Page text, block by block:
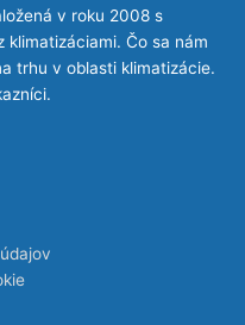
v roku 2008 s
Čo sa nám
trhu v oblasti klimatizácie.